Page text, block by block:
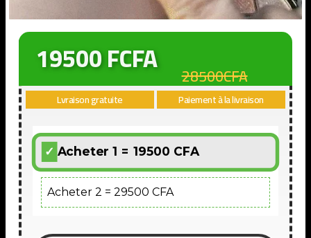
19500 FCFA 28500CFA
Lvraison gratuite Paiement à la livraison
Acheter 1 = 19500 CFA
Acheter 2 = 29500 CFA